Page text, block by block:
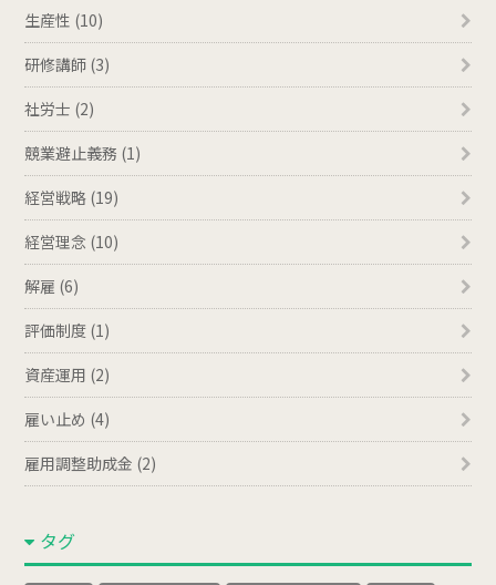
生産性 (10)
研修講師 (3)
社労士 (2)
競業避止義務 (1)
経営戦略 (19)
経営理念 (10)
解雇 (6)
評価制度 (1)
資産運用 (2)
雇い止め (4)
雇用調整助成金 (2)
タグ